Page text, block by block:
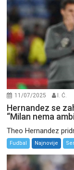
11/07/2025 I. Ć.
Hernandez se
“Milan nema
Theo Hernandez
Fudbal Najnovije